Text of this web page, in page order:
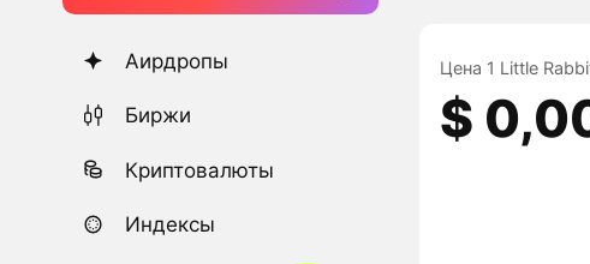
Аирдропы
Биржи
Криптовалюты
Индексы
Цена 1 Little
$